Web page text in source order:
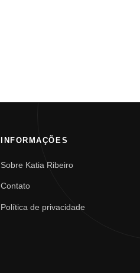
INFORMAÇÕES
Sobre Katia Ribeiro
Contato
Política de privacidade